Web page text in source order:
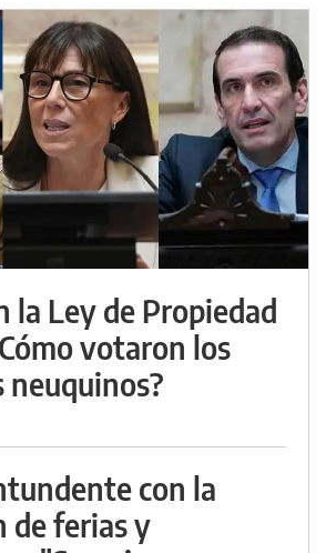
la Ley de Propiedad
votaron los
neuquinos?
con la
de ferias y